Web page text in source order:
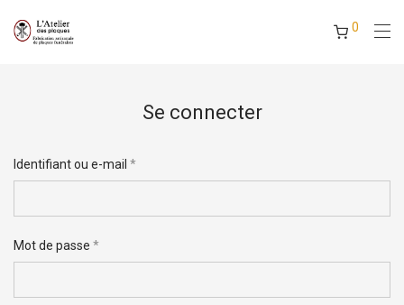
0
Se connecter
Identifiant ou e-mail *
Mot de passe *
Adresse e-mail *